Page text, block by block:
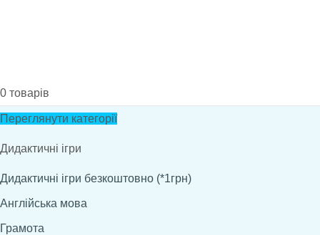
0 товарів
Переглянути категорії
Дидактичні ігри
Дидактичні ігри безкоштовно (*1грн)
Англійська мова
Грамота